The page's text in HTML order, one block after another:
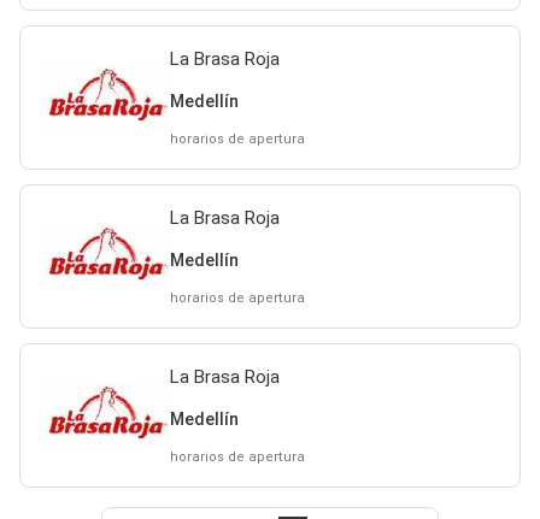
La Brasa Roja
Medellín
horarios de apertura
La Brasa Roja
Medellín
horarios de apertura
La Brasa Roja
Medellín
horarios de apertura